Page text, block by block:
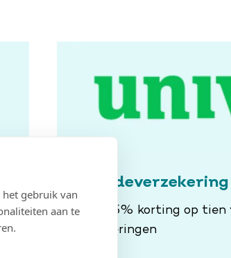
gebruik van
aan te✔️ Tot 5% korting op tien
verzekeringen